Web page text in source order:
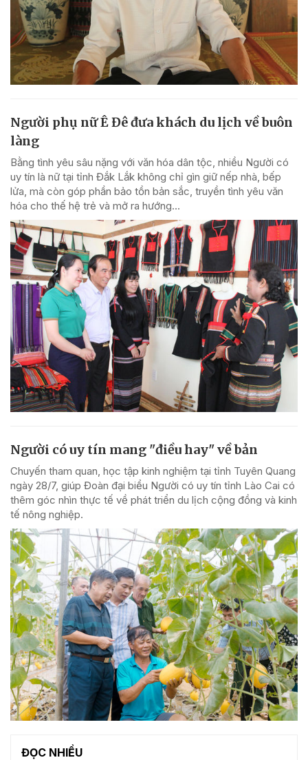
Người phụ nữ Ê Đê đưa khách du lịch về buôn
làng
Bằng tình yêu sâu nặng với văn hóa dân tộc, nhiều Người có
uy tín là nữ tại tỉnh Đắk Lắk không chỉ gìn giữ nếp nhà, bếp
lửa, mà còn góp phần bảo tồn bản sắc, truyền tình yêu văn
hóa cho thế hệ trẻ và mở ra hướng...
Người có uy tín mang "điều hay" về bản
Chuyến tham quan, học tập kinh nghiệm tại tỉnh Tuyên Quang
ngày 28/7, giúp Đoàn đại biểu Người có uy tín tỉnh Lào Cai có
thêm góc nhìn thực tế về phát triển du lịch cộng đồng và kinh
tế nông nghiệp.
ĐỌC NHIỀU